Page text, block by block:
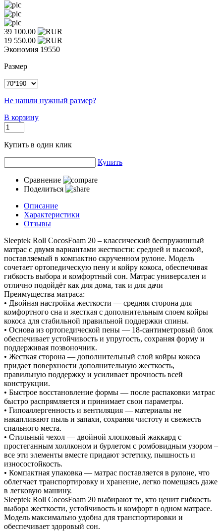
39 100.00
19 550.00
Экономия 19550
Размер
Не нашли нужный размер?
В корзину
Купить в один клик
Купить
Сравнение
Поделиться
Описание
Характеристики
Отзывы
Sleeptek Roll CocosFoam 20 – классический беспружинный
матрас с двумя вариантами жесткости: средней и высокой,
поставляемый в компактно скрученном рулоне. Модель
сочетает ортопедическую пену и койру кокоса, обеспечивая
гибкость выбора и комфортный сон. Матрас универсален и
отлично подойдёт как для дома, так и для дачи
Преимущества матраса:
• Двойная настройка жесткости — средняя сторона для
комфортного сна и жесткая с дополнительным слоем койры
кокоса для стабильной правильной поддержки спины.
• Основа из ортопедической пены — 18-сантиметровый блок
обеспечивает устойчивость и упругость, сохраняя форму и
поддерживая позвоночник.
• Жесткая сторона — дополнительный слой койры кокоса
придает поверхности дополнительную жесткость,
правильную поддержку и усиливает прочность всей
конструкции.
• Быстрое восстановление формы — после распаковки матрас
быстро распрямляется и принимает свои параметры.
• Гипоаллергенность и вентиляция — материалы не
накапливают пыль и запахи, сохраняя чистоту и свежесть
спального места.
• Стильный чехол — двойной хлопковый жаккард с
простеганным холлконом и бурлетом с ромбовидным узором –
все эти элементы вместе придают эстетику, пышность и
износостойкость.
• Компактная упаковка — матрас поставляется в рулоне, что
облегчает транспортировку и хранение, легко помещаясь даже
в легковую машину.
Sleeptek Roll CocosFoam 20 выбирают те, кто ценит гибкость
выбора жесткости, устойчивость и комфорт в одном матрасе.
Модель максимально удобна для транспортировки и
обеспечивает здоровый сон.